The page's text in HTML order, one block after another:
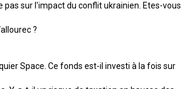
pas sur l'impact du conflit ukrainien. Etes-vous
?
Space. Ce fonds est-il investi à la fois sur